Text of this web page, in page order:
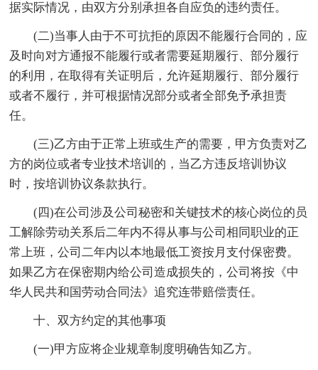
据实际情况，由双方分别承担各自应负的违约责任。
(二)当事人由于不可抗拒的原因不能履行合同的，应
及时向对方通报不能履行或者需要延期履行、部分履行
的利用，在取得有关证明后，允许延期履行、部分履行
或者不履行，并可根据情况部分或者全部免予承担责
任。
(三)乙方由于正常上班或生产的需要，甲方负责对乙
方的岗位或者专业技术培训的，当乙方违反培训协议
时，按培训协议条款执行。
(四)在公司涉及公司秘密和关键技术的核心岗位的员
工解除劳动关系后二年内不得从事与公司相同职业的正
常上班，公司二年内以本地最低工资按月支付保密费。
如果乙方在保密期内给公司造成损失的，公司将按《中
华人民共和国劳动合同法》追究连带赔偿责任。
十、双方约定的其他事项
(一)甲方应将企业规章制度明确告知乙方。